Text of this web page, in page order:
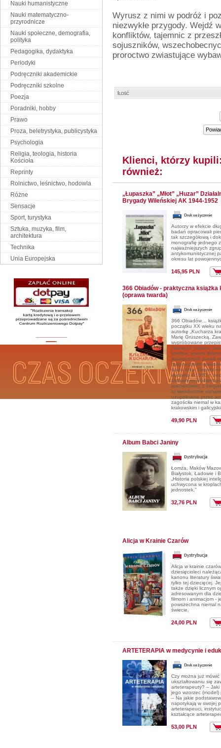
Nauki humanistyczne
Nauki matematyczno-
przyrodnicze
Nauki społeczne, demografia,
polityka
Pedagogika, dydaktyka
Periodyki
Podręczniki akademickie
Podręczniki szkolne
Poezja
Poradniki, hobby
Prawo
Proza, beletrystyka, publicystyka
Psychologia
Religia, teologia, historia
Kościoła
Reprinty
Rolnictwo, leśnictwo, hodowla
Różne
Sensacje
Sport, turystyka
Sztuka, muzyka, film,
architektura
Technika
Unia Europejska
Wyrusz z nimi w podróż i
niezwykłe przygody. Wejdź
konfliktów, tajemnic z
sojuszników,
proroctwo zwiastujące
Ilość
Klienci, którzy
również:
„Łupaszka” „Młot” „Huzar”
Brygady Wileńskiej AK 1944-1952
Autorzy w efekcie
badań opracowali
tak szczegółową i
monografię jednego z
najważniejszych
antykomunistycznej
okresu lat
145,95 PLN
366 Obiadów - praktyczna książka
(oprawa twarda)
366 Obiadów…
początku XX wieku
autorkę „Kucharza
Marię Gruszecką.
wypróbowane
zdrowych potraw,
konfitur, soków,
praktycznych porad
dyspozycjami
dzień roku. Reprint
wydania z 1930 r.
aktualnym źródłem
staropolskiej, z
to wielokrotnie
uzupełniana przez
zagościła niemal w
krakowskim i
49,90 PLN
Album Babci Janiny
Łomża, Maków
Białystok, Ładowie i
„Historia polskiej
uchwycona w
jednostek.”
32,76 PLN
Alicja w Krainie Czarów
Alicja w krainie
dziesięcioleci
kanonu literatury
tylko tej dziecięcej.
także dzięki licznym
adresowanym dla
filmom i animacjom -
powszechna niemal
świecie.
24,00 PLN
ARTETERAPIA w medycynie i
Czy można już mówić
ukształtowaniu się
arteterapeuty? – Jaki
jego wzorzec (model)
– Na jakie
napotykają w swojej
arteterapeuci,
kształcące
53,00 PLN